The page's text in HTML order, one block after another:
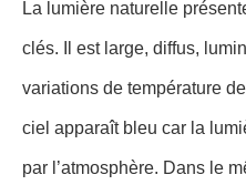
La lumière naturelle
clés. Il est large, diffus,
variations de température
ciel apparaît bleu car la
par l’atmosphère. Dans le